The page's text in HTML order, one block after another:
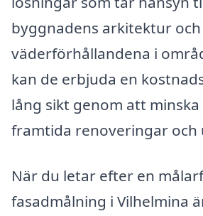
byggnadens arkitektur och
väderförhållandena i
kan de erbjuda en
lång sikt genom att
framtida renoveringar och
När du letar efter en
fasadmålning i Vilhelmina